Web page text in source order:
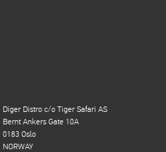
Diger Distro c/o Tiger Safari AS
Bernt Ankers Gate 10A
0183 Oslo
NORWAY